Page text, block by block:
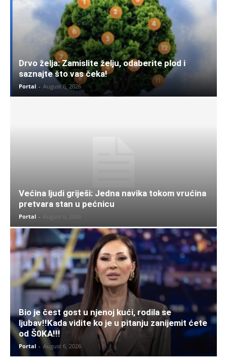
Drvo želja: Zamislite želju, odaberite plod i
saznajte što vas čeka!
Portal - August 6, 2026
Većina ljudi griješi: Jedna navika tokom vrućina
pretvara stan u pećnicu
Portal - August 6, 2026
Bio je čest gost u njenoj kući, rodila se
ljubav!!Kada vidite ko je u pitanju zanijemit ćete
od Š0KA!!!
Portal - August 6, 2026